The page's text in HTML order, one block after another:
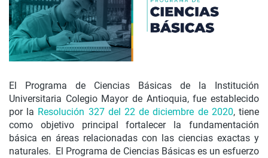
El Programa de Ciencias Básicas de la Institución
Universitaria Colegio Mayor de Antioquia, fue establecido
por la Resolución 327 del 22 de diciembre de 2020, tiene
como objetivo principal fortalecer la fundamentación
básica en áreas relacionadas con las ciencias exactas y
naturales. El Programa de Ciencias Básicas es un esfuerzo